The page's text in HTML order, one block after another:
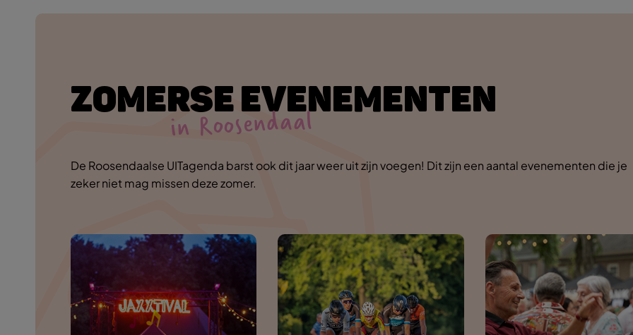
ZOMERSE EVENEMENTEN
in Roosendaal
De Roosendaalse UITagenda barst ook dit jaar weer uit zijn voegen! Dit zijn een aantal evenementen die je
zeker niet mag missen deze zomer.